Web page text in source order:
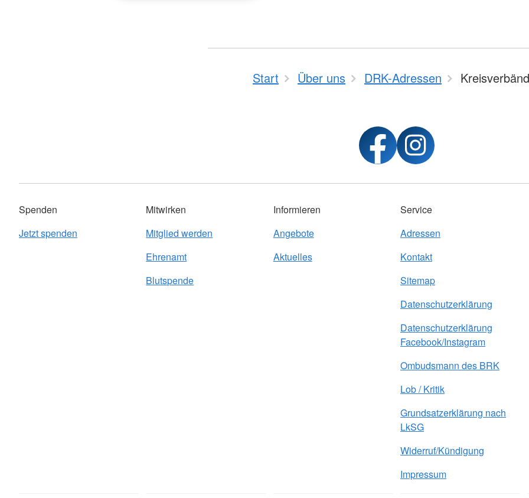
Start Über uns DRK-Adressen
Spenden
Jetzt spenden
Mitwirken
Mitglied werden
Ehrenamt
Blutspende
Informieren
Angebote
Aktuelles
Service
Adressen
Kontakt
Sitemap
Datenschutzerklärung
Datenschutzerklärung
Facebook/Instagram
Ombudsmann des BRK
Lob / Kritik
Grundsatzerklärung nach
LkSG
Widerruf/Kündigung
Impressum